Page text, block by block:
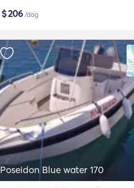
$206/dag
Poseidon Blue water 170